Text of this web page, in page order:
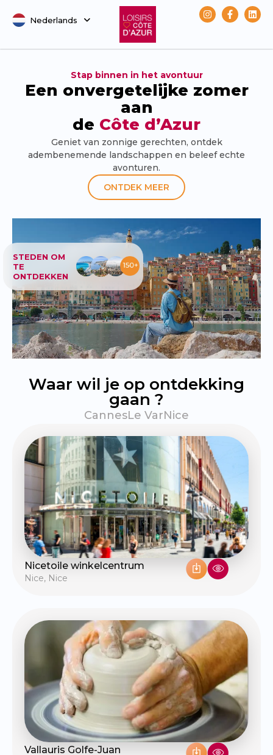
Nederlands
Svenska
Stap binnen in het avontuur
Een onvergetelijke zomer
aan
de Côte d’Azur
Geniet van zonnige gerechten, ontdek
adembenemende landschappen en beleef echte
avonturen.
ONTDEK MEER
STEDEN OM
TE
ONTDEKKEN
Waar wil je op ontdekking
gaan ?
CannesLe VarNice
Nicetoile winkelcentrum
Nice, Nice
Vallauris Golfe-Juan